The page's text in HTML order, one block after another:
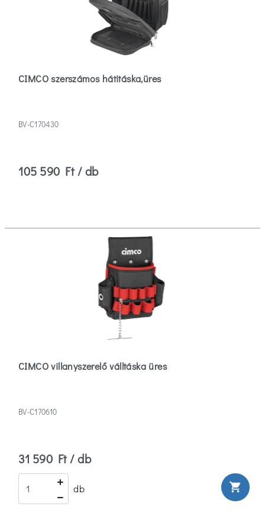
CIMCO szerszámos hátitáska,üres
BV-C170430
105 590 Ft / db
CIMCO villanyszerelő válltáska üres
BV-C170610
31 590 Ft / db
db shopping_cart